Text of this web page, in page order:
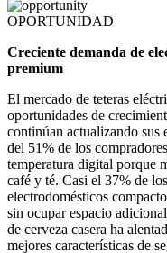
OPORTUNIDAD
Creciente demanda de
premium
El mercado de teteras
oportunidades de
continúan actualizando sus
del 51% de los
temperatura digital porque
café y té. Casi el 37% de
electrodomésticos
sin ocupar espacio
de cerveza casera ha
mejores características de